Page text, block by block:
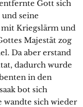
Gott sich
seine
Kriegslärm und
Majestät zog
Da aber erstand
dadurch wurde
in den
bot sich
wandte sich wieder